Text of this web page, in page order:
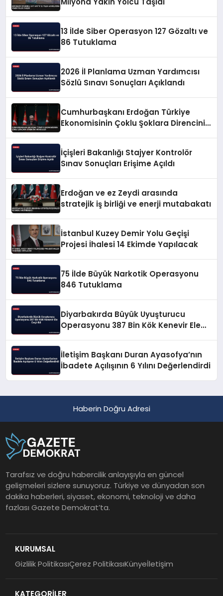
13 İlde Siber Operasyon 127 Gözaltı ve
86 Tutuklama
2026 İl Planlama Uzman Yardımcısı
Sözlü Sınavı Sonuçları Açıklandı
Cumhurbaşkanı Erdoğan Türkiye
Ekonomisinin Çoklu Şoklara Direncini
İçişleri Bakanlığı Stajyer Kontrolör
Sınav Sonuçları Erişime Açıldı
Erdoğan ve ez Zeydi arasında
stratejik iş birliği ve enerji mutabakatı
İstanbul Kuzey Demir Yolu Geçişi
Projesi İhalesi 14 Ekimde Yapılacak
75 İlde Büyük Narkotik Operasyonu
846 Tutuklama
Diyarbakırda Büyük Uyuşturucu
Operasyonu 387 Bin Kök Kenevir Ele
İletişim Başkanı Duran Ayasofya’nın
İbadete Açılışının 6 Yılını Değerlendirdi
Haberin Doğru Adresi
Tarafsız ve doğru habercilik anlayışıyla en güncel
gelişmeleri sizlere sunuyoruz. Türkiye ve dünyadan son
dakika haberleri, siyaset, ekonomi, teknoloji ve daha
fazlası Gazete Demokrat’ta.
KURUMSAL
Gizlilik PolitikasıÇerez PolitikasıKünyeİletişim
KATEGORİLER